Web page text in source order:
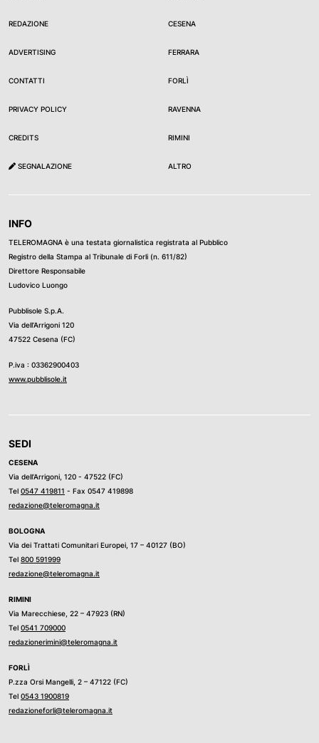
REDAZIONE
ADVERTISING
CONTATTI
PRIVACY POLICY
CREDITS
SEGNALAZIONE
CESENA
FERRARA
FORLÌ
RAVENNA
RIMINI
ALTRO
INFO
TELEROMAGNA è una testata giornalistica registrata al Pubblico
Registro della Stampa al Tribunale di Forli (n. 611/82)
Direttore Responsabile
Ludovico Luongo
Pubblisole S.p.A.
Via dell’Arrigoni 120
47522 Cesena (FC)
P.iva : 03362900403
www.pubblisole.it
SEDI
CESENA
Via dell’Arrigoni, 120 - 47522 (FC)
Tel 0547 419811 - Fax 0547 419898
redazione@teleromagna.it
BOLOGNA
Via dei Trattati Comunitari Europei, 17 – 40127 (BO)
Tel 800 591999
redazione@teleromagna.it
RIMINI
Via Marecchiese, 22 – 47923 (RN)
Tel 0541 709000
redazionerimini@teleromagna.it
FORLÌ
P.zza Orsi Mangelli, 2 – 47122 (FC)
Tel 0543 1900819
redazioneforli@teleromagna.it